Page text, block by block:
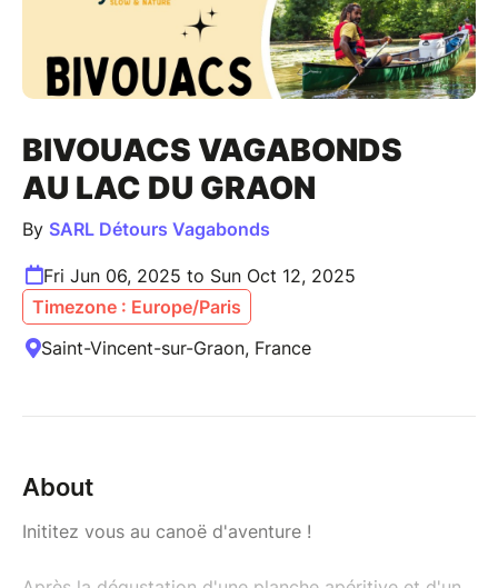
BIVOUACS VAGABONDS
AU LAC DU GRAON
By SARL Détours Vagabonds
Fri Jun 06, 2025 to Sun Oct 12, 2025
Timezone : Europe/Paris
Saint-Vincent-sur-Graon, France
About
Inititez vous au canoë d'aventure !